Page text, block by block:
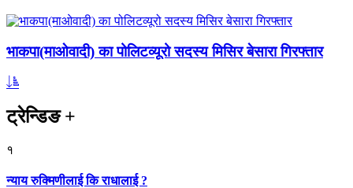
भाकपा(माओवादी) का पोलिटव्यूरो सदस्य मिसिर बेसारा गिरफ्तार
ट्रेन्डिङ+
१
न्याय रुक्मिणीलाई कि राधालाई ?